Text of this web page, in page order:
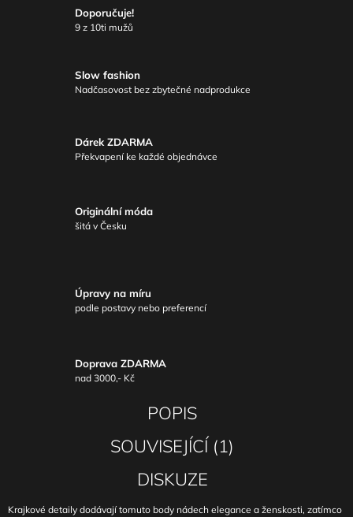
Doporučuje!
9 z 10ti mužů
Slow fashion
Nadčasovost bez zbytečné nadprodukce
Dárek ZDARMA
Překvapení ke každé objednávce
Originální móda
šitá v Česku
Úpravy na míru
podle postavy nebo preferencí
Doprava ZDARMA
nad 3000,- Kč
POPIS
SOUVISEJÍCÍ (1)
DISKUZE
Krajkové detaily dodávají tomuto body nádech elegance a ženskosti, zatímco